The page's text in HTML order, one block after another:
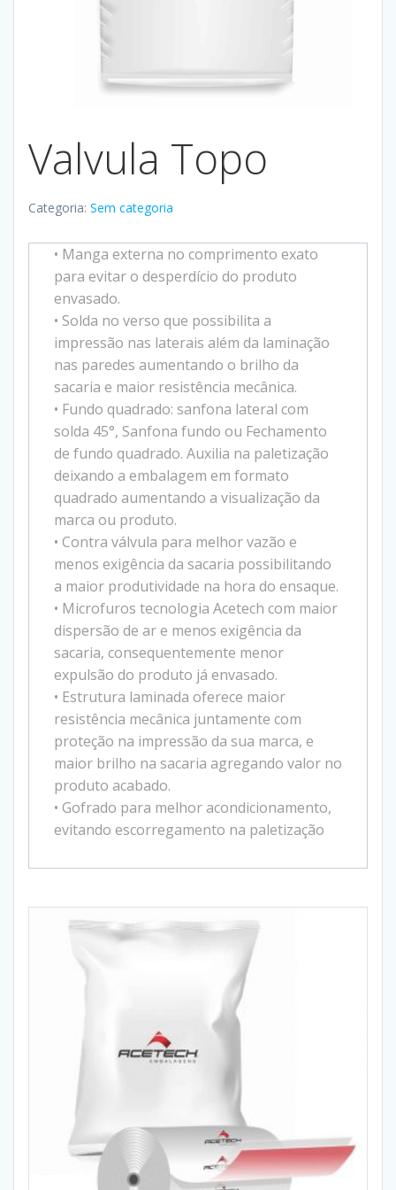
Valvula Topo
Categoria: Sem categoria
• Manga externa no comprimento exato
para evitar o desperdício do produto
envasado.
• Solda no verso que possibilita a
impressão nas laterais além da laminação
nas paredes aumentando o brilho da
sacaria e maior resistência mecânica.
• Fundo quadrado: sanfona lateral com
solda 45°, Sanfona fundo ou Fechamento
de fundo quadrado. Auxilia na paletização
deixando a embalagem em formato
quadrado aumentando a visualização da
marca ou produto.
• Contra válvula para melhor vazão e
menos exigência da sacaria possibilitando
a maior produtividade na hora do ensaque.
• Microfuros tecnologia Acetech com maior
dispersão de ar e menos exigência da
sacaria, consequentemente menor
expulsão do produto já envasado.
• Estrutura laminada oferece maior
resistência mecânica juntamente com
proteção na impressão da sua marca, e
maior brilho na sacaria agregando valor no
produto acabado.
• Gofrado para melhor acondicionamento,
evitando escorregamento na paletização